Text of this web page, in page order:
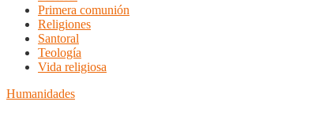
Primera comunión
Religiones
Santoral
Teología
Vida religiosa
Humanidades